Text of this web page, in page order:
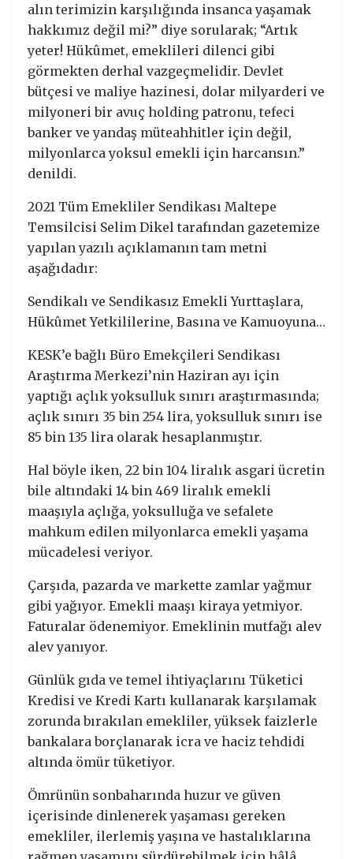
alın terimizin karşılığında insanca yaşamak
hakkımız değil mi?” diye sorularak; “Artık
yeter! Hükûmet, emeklileri dilenci gibi
görmekten derhal vazgeçmelidir. Devlet
bütçesi ve maliye hazinesi, dolar milyarderi ve
milyoneri bir avuç holding patronu, tefeci
banker ve yandaş müteahhitler için değil,
milyonlarca yoksul emekli için harcansın.”
denildi.
2021 Tüm Emekliler Sendikası Maltepe
Temsilcisi Selim Dikel tarafından gazetemize
yapılan yazılı açıklamanın tam metni
aşağıdadır:
Sendikalı ve Sendikasız Emekli Yurttaşlara,
Hükûmet Yetkililerine, Basına ve Kamuoyuna…
KESK’e bağlı Büro Emekçileri Sendikası
Araştırma Merkezi’nin Haziran ayı için
yaptığı açlık yoksulluk sınırı araştırmasında;
açlık sınırı 35 bin 254 lira, yoksulluk sınırı ise
85 bin 135 lira olarak hesaplanmıştır.
Hal böyle iken, 22 bin 104 liralık asgari ücretin
bile altındaki 14 bin 469 liralık emekli
maaşıyla açlığa, yoksulluğa ve sefalete
mahkum edilen milyonlarca emekli yaşama
mücadelesi veriyor.
Çarşıda, pazarda ve markette zamlar yağmur
gibi yağıyor. Emekli maaşı kiraya yetmiyor.
Faturalar ödenemiyor. Emeklinin mutfağı alev
alev yanıyor.
Günlük gıda ve temel ihtiyaçlarını Tüketici
Kredisi ve Kredi Kartı kullanarak karşılamak
zorunda bırakılan emekliler, yüksek faizlerle
bankalara borçlanarak icra ve haciz tehdidi
altında ömür tüketiyor.
Ömrünün sonbaharında huzur ve güven
içerisinde dinlenerek yaşaması gereken
emekliler, ilerlemiş yaşına ve hastalıklarına